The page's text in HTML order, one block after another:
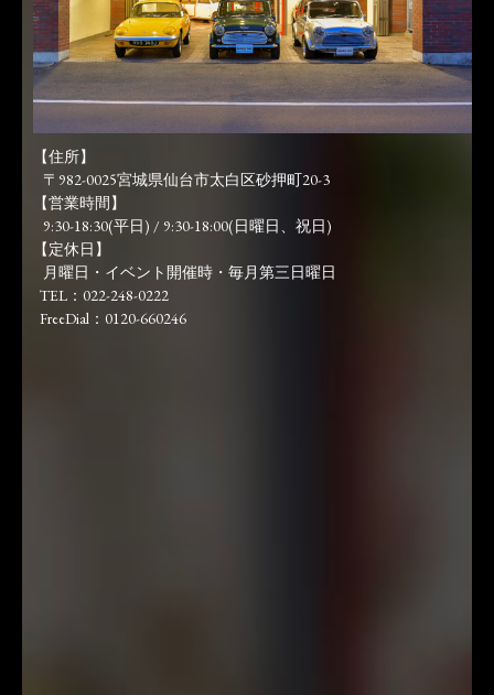
【住所】
〒982-0025宮城県仙台市太白区砂押町20-3
【営業時間】
9:30-18:30(平日) / 9:30-18:00(日曜日、祝日)
【定休日】
月曜日・イベント開催時・毎月第三日曜日
TEL：022-248-0222
FreeDial：0120-660246